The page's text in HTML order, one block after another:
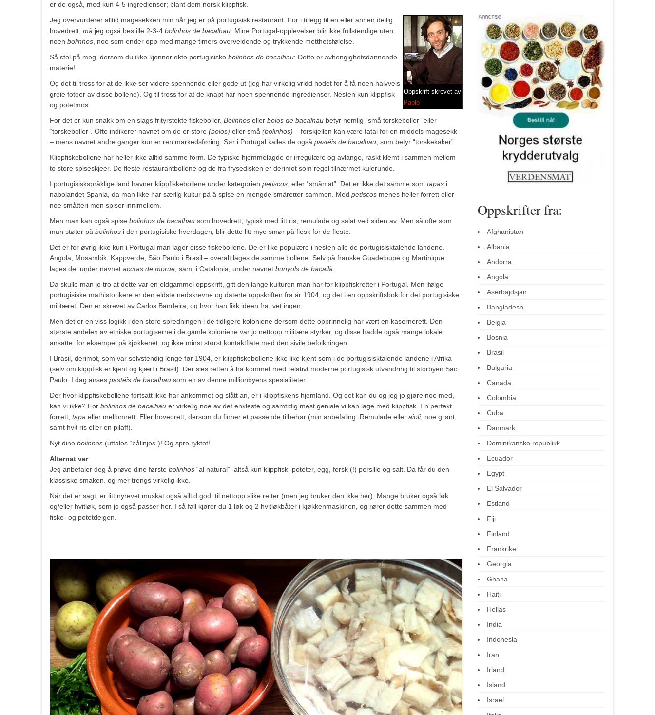
er de også, med kun 4-5 ingredienser; blant dem norsk klippfisk.
Oppskrift skrevet av
Pablo
Jeg overvurderer alltid magesekken min når jeg er på portugisisk restaurant. For i tillegg til en eller annen deilig
hovedrett, må jeg også bestille 2-3-4 bolinhos de bacalhau. Mine Portugal-opplevelser blir ikke fullstendige uten
noen bolinhos, noe som ender opp med mange timers overveldende og trykkende metthetsfølelse.
Så stol på meg, dersom du ikke kjenner ekte portugisiske bolinhos de bacalhau: Dette er avhengighetsdannende
materie!
Og det til tross for at de ikke ser videre spennende eller gode ut (jeg har virkelig vridd hodet for å få noen halvveis
greie fotoer av disse bollene). Og til tross for at de knapt har noen spennende ingredienser. Nesten kun klippfisk
og potetmos.
For det er kun snakk om en slags frityrstekte fiskeboller. Bolinhos eller bolos de bacalhau betyr nemlig “små torskeboller” eller
“torskeboller”. Ofte indikerer navnet om de er store (bolos) eller små (bolinhos) – forskjellen kan være fatal for en middels magesekk
– mens navnet andre ganger kun er ren markedsføring. Sør i Portugal kalles de også pastéis de bacalhau, som betyr “torskekaker”.
Klippfiskebollene har heller ikke alltid samme form. De typiske hjemmelagde er irregulære og avlange, raskt klemt i sammen mellom
to store spiseskjeer. De fleste restaurantbollene og de fra frysedisken er derimot som regel tilnærmet kulerunde.
I portugisiskspråklige land havner klippfiskebollene under kategorien petiscos, eller “småmat”. Det er ikke det samme som tapas i
nabolandet Spania, da man ikke har særlig kultur på å spise en mengde småretter sammen. Med petiscos menes heller forrett eller
noe småtteri men spiser innimellom.
Men man kan også spise bolinhos de bacalhau som hovedrett, typisk med litt ris, remulade og salat ved siden av. Men så ofte som
man støter på bolinhos i den portugisiske hverdagen, blir dette litt mye smør på flesk for de fleste.
Det er for øvrig ikke kun i Portugal man lager disse fiskebollene. De er like populære i nesten alle de portugisisktalende landene.
Angola, Mosambik, Kappverde, São Paulo i Brasil – overalt lages de samme bollene. Selv på franske Guadeloupe og Martinique
lages de, under navnet accras de morue, samt i Catalonia, under navnet bunyols de bacallà.
Da skulle man jo tro at dette var en eldgammel oppskrift, gitt den lange kulturen man har for klippfiskretter i Portugal. Men ifølge
portugisiske mathistorikere er den eldste nedskrevne og daterte oppskriften fra år 1904, og det i en oppskriftsbok for det portugisiske
militæret! Den er skrevet av Carlos Bandeira, og hvor han fikk ideen fra, vet ingen.
Men det er en viss logikk i den store spredningen i de tidligere koloniene dersom dette opprinnelig har vært en kasernerett. Den
største andelen av etniske portugiserne i de gamle koloniene var jo nettopp militære styrker, og disse hadde også mange lokale
ansatte, for eksempel på kjøkkenet, og ikke minst størst kontaktflate med den sivile befolkningen.
I Brasil, derimot, som var selvstendig lenge før 1904, er klippfiskebollene ikke like kjent som i de portugisisktalende landene i Afrika
(selv om klippfisk er kjent og kjært i Brasil). Der sies retten å ha kommet med relativt moderne portugisisk utvandring til storbyen São
Paulo. I dag anses pastéis de bacalhau som en av denne millionbyens spesialiteter.
Der hvor klippfiskebollene fortsatt ikke har ankommet og slått an, er i klippfiskens hjemland. Og det kan du og jeg jo gjøre noe med,
kan vi ikke? For bolinhos de bacalhau er virkelig noe av det enkleste og samtidig mest geniale vi kan lage med klippfisk. En perfekt
forrett, tapa eller mellomrett. Eller hovedrett, dersom du finner et passende tilbehør (min anbefaling: Remulade eller aioli, noe grønt,
samt hvit ris eller en pilaff).
Nyt dine bolinhos (uttales “bålinjos”)! Og spre ryktet!
Alternativer
Jeg anbefaler deg å prøve dine første bolinhos “al natural”, altså kun klippfisk, poteter, egg, fersk (!) persille og salt. Da får du den
klassiske smaken, og mer trengs virkelig ikke.
Når det er sagt, er litt nyrevet muskat også alltid godt til nettopp slike retter (men jeg bruker den ikke her). Mange bruker også løk
og/eller hvitløk, som jo også passer her. I så fall kjører du 1 løk og 2 hvitløkbåter i kjøkkenmaskinen, og rører dette sammen med
fiske- og potetdeigen.
Oppskrifter fra:
Afghanistan
Albania
Andorra
Angola
Aserbajdsjan
Bangladesh
Belgia
Bosnia
Brasil
Bulgaria
Canada
Colombia
Cuba
Danmark
Dominikanske republikk
Ecuador
Egypt
El Salvador
Estland
Fiji
Finland
Frankrike
Georgia
Ghana
Haiti
Hellas
India
Indonesia
Iran
Irland
Island
Israel